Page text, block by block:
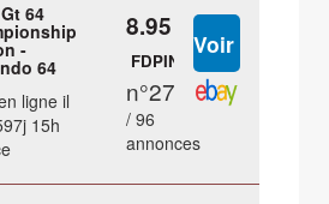
64
-
64
ligne il
15h
8.95 €
FDPIN
n°27
/ 96
annonces